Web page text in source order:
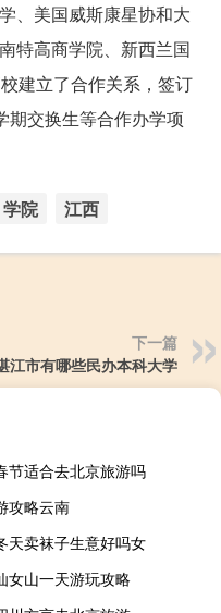
、美国威斯康星协和大
特高商学院、新西兰国
建立了合作关系，签订
期交换生等合作办学项
学院 江西
下一篇
江市有哪些民办本科大学
节适合去北京旅游吗
攻略云南
天卖袜子生意好吗女
女山一天游玩攻略